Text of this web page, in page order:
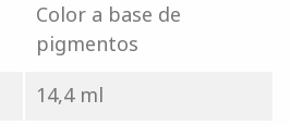
Color a base de
pigmentos
14,4 ml